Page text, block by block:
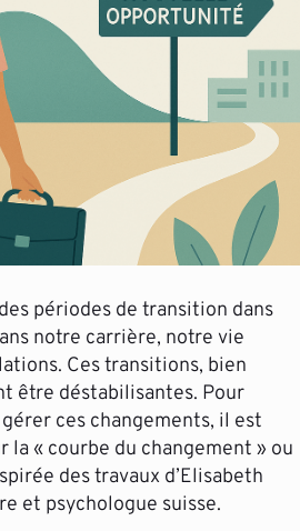
périodes de transition dans
notre carrière, notre vie
Ces transitions, bien
être déstabilisantes. Pour
ces changements, il est
la « courbe du changement » ou
des travaux d’Elisabeth
et psychologue suisse.